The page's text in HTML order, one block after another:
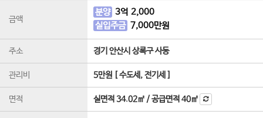
금액
분양 3억 2,000
실입주금 7,000만원
주소 경기 안산시 상록구 사동
관리비 5만원 [ 수도세, 전기세 ]
면적 실면적34.02㎡ /공급면적40㎡